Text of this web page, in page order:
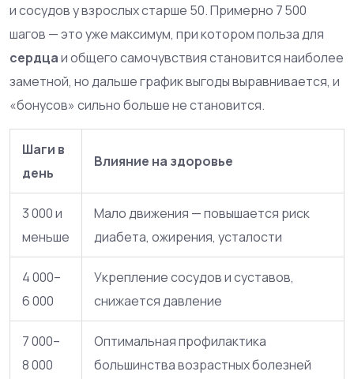
и сосудов у взрослых старше 50. Примерно 7 500
шагов — это уже максимум, при котором польза для
сердцаи общего самочувствия становится наиболее
заметной, но дальше график выгоды выравнивается, и
«бонусов» сильно больше не становится.
Шаги в
день
Влияние на здоровье
3 000 и
меньше
Мало движения — повышается риск
диабета, ожирения, усталости
4 000–
6 000
Укрепление сосудов и суставов,
снижается давление
7 000–
8 000
Оптимальная профилактика
большинства возрастных болезней